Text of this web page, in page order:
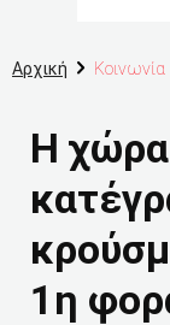
Αρχική Κοινωνία
Η
1η